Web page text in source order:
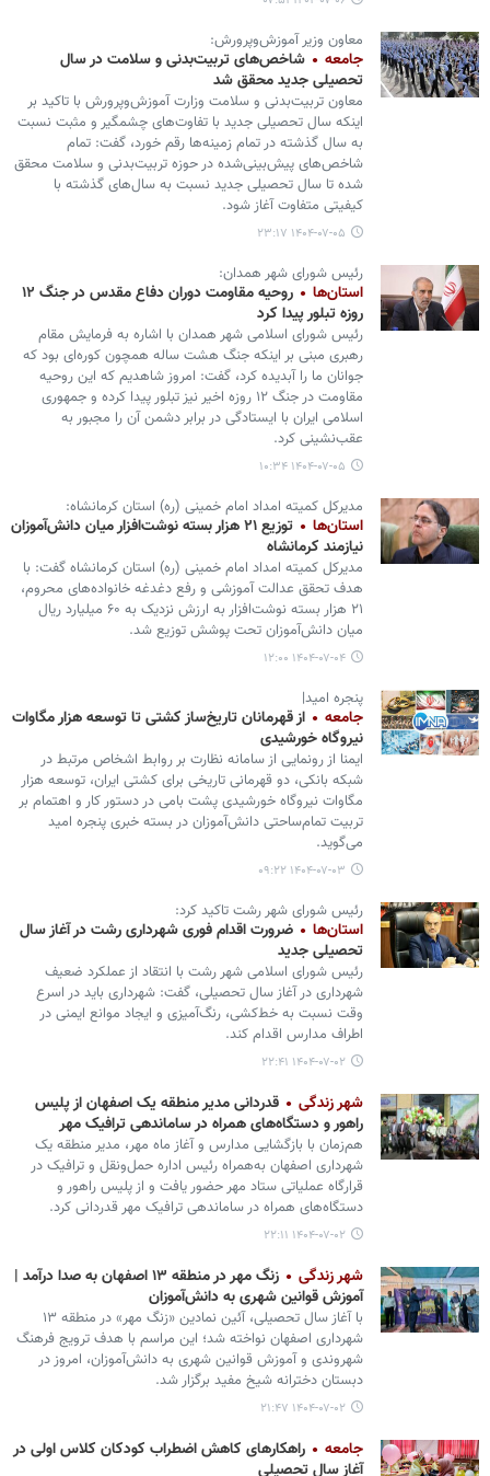
معاون وزیر آموزش‌وپرورش:
جامعه
شاخص‌های تربیت‌بدنی و سلامت در سال
تحصیلی جدید محقق شد
معاون تربیت‌بدنی و سلامت وزارت آموزش‌وپرورش با تاکید بر
اینکه سال تحصیلی جدید با تفاوت‌های چشمگیر و مثبت نسبت
به سال گذشته در تمام زمینه‌ها رقم خورد، گفت: تمام
شاخص‌های پیش‌بینی‌شده در حوزه تربیت‌بدنی و سلامت محقق
شده تا سال تحصیلی جدید نسبت به سال‌های گذشته با
کیفیتی متفاوت آغاز شود.
۱۴۰۴-۰۷-۰۵ ۲۳:۱۷
رئیس شورای شهر همدان:
استان‌ها
روحیه مقاومت دوران دفاع مقدس در جنگ ۱۲
روزه تبلور پیدا کرد
رئیس شورای اسلامی شهر همدان با اشاره به فرمایش مقام
رهبری مبنی بر اینکه جنگ هشت ساله همچون کوره‌ای بود که
جوانان ما را آبدیده کرد، گفت: امروز شاهدیم که این روحیه
مقاومت در جنگ ۱۲ روزه اخیر نیز تبلور پیدا کرده و جمهوری
اسلامی ایران با ایستادگی در برابر دشمن آن را مجبور به
عقب‌نشینی کرد.
۱۴۰۴-۰۷-۰۵ ۱۰:۳۴
مدیرکل کمیته امداد امام خمینی (ره) استان کرمانشاه:
استان‌ها
توزیع ۲۱ هزار بسته نوشت‌افزار میان دانش‌آموزان
نیازمند کرمانشاه
مدیرکل کمیته امداد امام خمینی (ره) استان کرمانشاه گفت: با
هدف تحقق عدالت آموزشی و رفع دغدغه خانواده‌های محروم،
۲۱ هزار بسته نوشت‌افزار به ارزش نزدیک به ۶۰ میلیارد ریال
میان دانش‌آموزان تحت پوشش توزیع شد.
۱۴۰۴-۰۷-۰۴ ۱۲:۰۰
پنجره امید|
جامعه
از قهرمانان تاریخ‌ساز کشتی تا توسعه هزار مگاوات
نیروگاه خورشیدی
ایمنا از رونمایی از سامانه نظارت بر روابط اشخاص مرتبط در
شبکه بانکی، دو قهرمانی تاریخی برای کشتی ایران، توسعه هزار
مگاوات نیروگاه خورشیدی پشت بامی در دستور کار و اهتمام بر
تربیت تمام‌ساحتی دانش‌آموزان در بسته خبری پنجره امید
می‌گوید.
۱۴۰۴-۰۷-۰۳ ۰۹:۲۲
رئیس شورای شهر رشت تاکید کرد:
استان‌ها
ضرورت اقدام فوری شهرداری رشت در آغاز سال
تحصیلی جدید
رئیس شورای اسلامی شهر رشت با انتقاد از عملکرد ضعیف
شهرداری در آغاز سال تحصیلی، گفت: شهرداری باید در اسرع
وقت نسبت به خط‌کشی، رنگ‌آمیزی و ایجاد موانع ایمنی در
اطراف مدارس اقدام کند.
۱۴۰۴-۰۷-۰۲ ۲۲:۴۱
شهر زندگی
قدردانی مدیر منطقه یک اصفهان از پلیس
راهور و دستگاه‌های همراه در ساماندهی ترافیک مهر
هم‌زمان با بازگشایی مدارس و آغاز ماه مهر، مدیر منطقه یک
شهرداری اصفهان به‌همراه رئیس اداره حمل‌ونقل و ترافیک در
قرارگاه عملیاتی ستاد مهر حضور یافت و از پلیس راهور و
دستگاه‌های همراه در ساماندهی ترافیک مهر قدردانی کرد.
۱۴۰۴-۰۷-۰۲ ۲۲:۱۱
شهر زندگی
زنگ مهر در منطقه ۱۳ اصفهان به صدا درآمد |
آموزش قوانین شهری به دانش‌آموزان
با آغاز سال تحصیلی، آئین نمادین «زنگ مهر» در منطقه ۱۳
شهرداری اصفهان نواخته شد؛ این مراسم با هدف ترویج فرهنگ
شهروندی و آموزش قوانین شهری به دانش‌آموزان، امروز در
دبستان دخترانه شیخ مفید برگزار شد.
۱۴۰۴-۰۷-۰۲ ۲۱:۴۷
جامعه
راهکارهای کاهش اضطراب کودکان کلاس اولی در
آغاز سال تحصیلی